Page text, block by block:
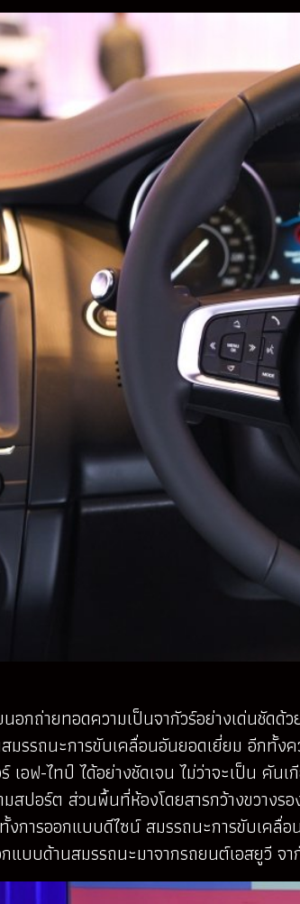
อกถ่ายทอดความเป็นจากัวร์อย่างเด่นชัด
มรรถนะการขับเคลื่อนอันยอดเยี่ยม อีกทั้ง
เอฟ-ไทป์ ได้อย่างชัดเจน ไม่ว่าจะเป็น คั
สปอร์ต ส่วนพื้นที่ห้องโดยสารกว้างขวางร
การออกแบบดีไซน์ สมรรถนะการขับเคลื่อ
แบบด้านสมรรถนะมาจากรถยนต์เอสยูวี จ